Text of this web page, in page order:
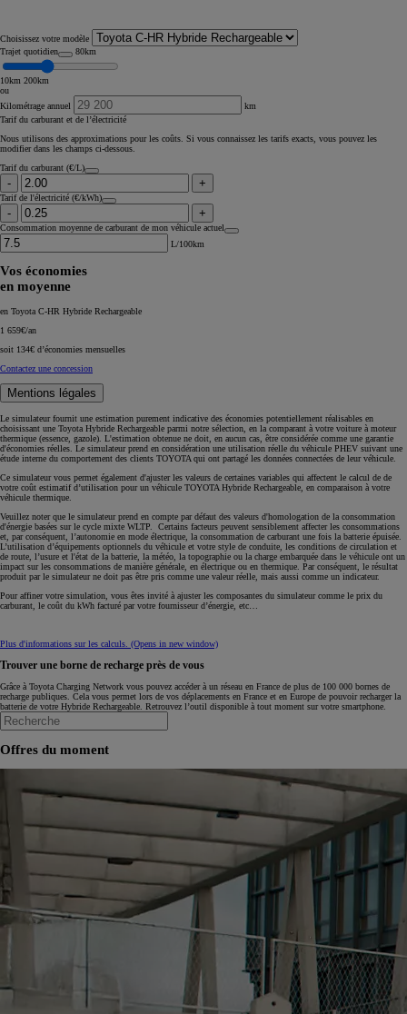
Choisissez votre modèle
Trajet quotidien
80km
10km 200km
ou
Kilométrage annuel
km
Tarif du carburant et de l’électricité
Nous utilisons des approximations pour les coûts. Si vous connaissez les tarifs exacts, vous pouvez les
modifier dans les champs ci-dessous.
Tarif du carburant (€/L)
- +
Tarif de l'électricité (€/kWh)
- +
Consommation moyenne de carburant de mon véhicule actuel
L/100km
Vos économies
en moyenne
en Toyota C-HR Hybride Rechargeable
1 659€/an
soit 134€ d’économies mensuelles
Contactez une concession
Mentions légales
Le simulateur fournit une estimation purement indicative des économies potentiellement réalisables en
choisissant une Toyota Hybride Rechargeable parmi notre sélection, en la comparant à votre voiture à moteur
thermique (essence, gazole). L'estimation obtenue ne doit, en aucun cas, être considérée comme une garantie
d'économies réelles. Le simulateur prend en considération une utilisation réelle du véhicule PHEV suivant une
étude interne du comportement des clients TOYOTA qui ont partagé les données connectées de leur véhicule.
Ce simulateur vous permet également d'ajuster les valeurs de certaines variables qui affectent le calcul de de
votre coût estimatif d’utilisation pour un véhicule TOYOTA Hybride Rechargeable, en comparaison à votre
véhicule thermique.
Veuillez noter que le simulateur prend en compte par défaut des valeurs d'homologation de la consommation
d'énergie basées sur le cycle mixte WLTP. Certains facteurs peuvent sensiblement affecter les consommations
et, par conséquent, l’autonomie en mode électrique, la consommation de carburant une fois la batterie épuisée.
L’utilisation d’équipements optionnels du véhicule et votre style de conduite, les conditions de circulation et
de route, l’usure et l'état de la batterie, la météo, la topographie ou la charge embarquée dans le véhicule ont un
impact sur les consommations de manière générale, en électrique ou en thermique. Par conséquent, le résultat
produit par le simulateur ne doit pas être pris comme une valeur réelle, mais aussi comme un indicateur.
Pour affiner votre simulation, vous êtes invité à ajuster les composantes du simulateur comme le prix du
carburant, le coût du kWh facturé par votre fournisseur d’énergie, etc…
Plus d'informations sur les calculs. (Opens in new window)
Trouver une borne de recharge près de vous
Grâce à Toyota Charging Network vous pouvez accéder à un réseau en France de plus de 100 000 bornes de
recharge publiques. Cela vous permet lors de vos déplacements en France et en Europe de pouvoir recharger la
batterie de votre Hybride Rechargeable. Retrouvez l’outil disponible à tout moment sur votre smartphone.
Offres du moment